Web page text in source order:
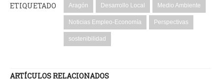
ETIQUETADO Aragón Desarrollo Local Medio Ambiente
Noticias Empleo-Economía Perspectivas
sostenibilidad
ARTÍCULOS RELACIONADOS